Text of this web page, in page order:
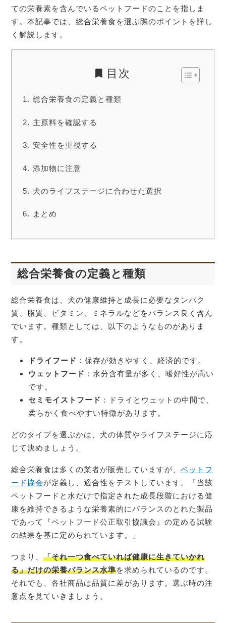
ての栄養素を含んでいるペットフードのことを指しま
す。本記事では、総合栄養食を選ぶ際のポイントを詳し
く解説します。
目次
総合栄養食の定義と種類
主原料を確認する
安全性を重視する
添加物に注意
犬のライフステージに合わせた選択
まとめ
総合栄養食の定義と種類
総合栄養食は、犬の健康維持と成長に必要なタンパク
質、脂質、ビタミン、ミネラルなどをバランス良く含ん
でいます。種類としては、以下のようなものがありま
す。
ドライフード ：保存が効きやすく、経済的です。
ウェットフード ：水分含有量が多く、嗜好性が高い
です。
セミモイストフード ：ドライとウェットの中間で、
柔らかく食べやすい特徴があります。
どのタイプを選ぶかは、犬の体質やライフステージに応
じて決めましょう。
総合栄養食は多くの業者が販売していますが、ペットフ
ード協会が定義し、適合性をテストしています。「当該
ペットフードと水だけで指定された成長段階における健
康を維持できるような栄養素的にバランスのとれた製品
であって『ペットフード公正取引協議会』の定める試験
の結果を基に定められています。」
つまり、「それ一つ食べていれば健康に生きていかれ
る」だけの栄養バランス水準を求められているのです。
それでも、各社商品は品質に差があります。選ぶ時の注
意点を見ていきましょう。